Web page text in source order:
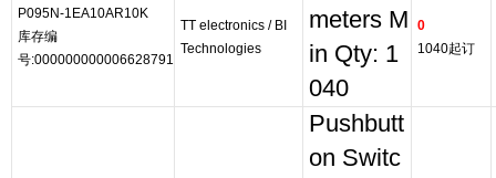
P095N-1EA10AR10K
库存编
号:000000000006628791
TT electronics / BI
Technologies
meters M
in Qty: 1
040
0
1040起订
Pushbutt
on Switc